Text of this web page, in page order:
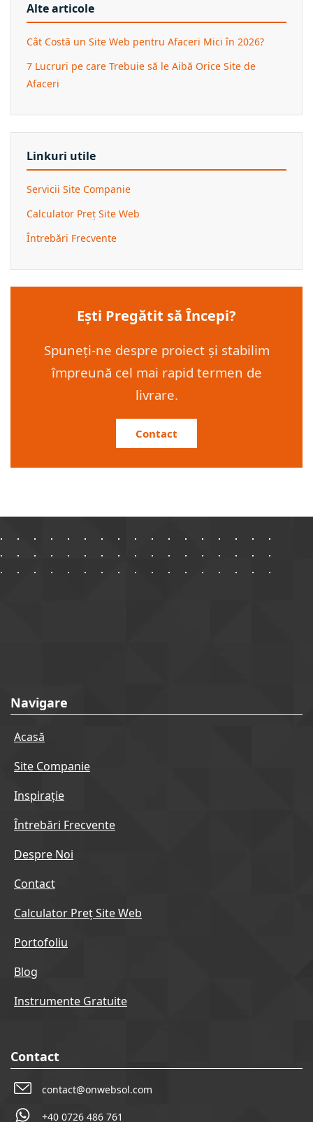
Alte articole
Cât Costă un Site Web pentru Afaceri Mici în 2026?
7 Lucruri pe care Trebuie să le Aibă Orice Site de
Afaceri
Linkuri utile
Servicii Site Companie
Calculator Preț Site Web
Întrebări Frecvente
Ești Pregătit să Începi?
Spuneți-ne despre proiect și stabilim
împreună cel mai rapid termen de
livrare.
Contact
Navigare
Acasă
Site Companie
Inspirație
Întrebări Frecvente
Despre Noi
Contact
Calculator Preț Site Web
Portofoliu
Blog
Instrumente Gratuite
Contact
contact@onwebsol.com
+40 0726 486 761